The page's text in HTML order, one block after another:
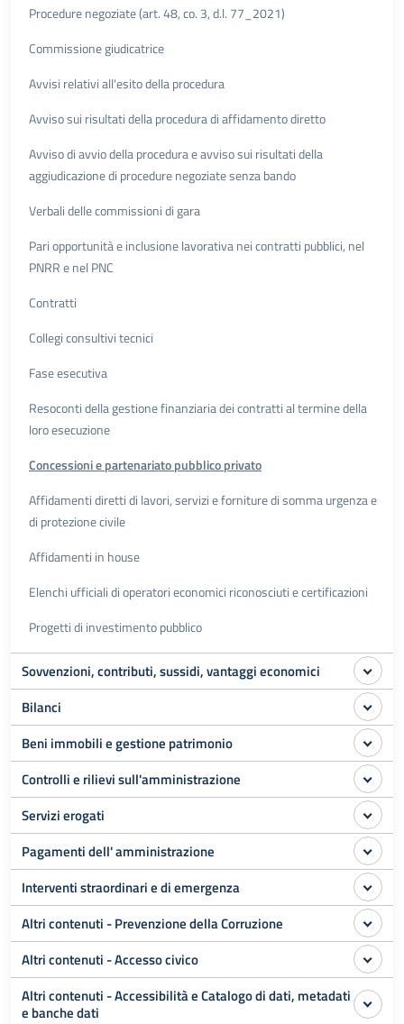
Procedure negoziate (art. 48, co. 3, d.l. 77_2021)
Commissione giudicatrice
Avvisi relativi all'esito della procedura
Avviso sui risultati della procedura di affidamento diretto
Avviso di avvio della procedura e avviso sui risultati della
aggiudicazione di procedure negoziate senza bando
Verbali delle commissioni di gara
Pari opportunità e inclusione lavorativa nei contratti pubblici, nel
PNRR e nel PNC
Contratti
Collegi consultivi tecnici
Fase esecutiva
Resoconti della gestione finanziaria dei contratti al termine della
loro esecuzione
Concessioni e partenariato pubblico privato
Affidamenti diretti di lavori, servizi e forniture di somma urgenza e
di protezione civile
Affidamenti in house
Elenchi ufficiali di operatori economici riconosciuti e certificazioni
Progetti di investimento pubblico
Sovvenzioni, contributi, sussidi, vantaggi economici
Bilanci
Beni immobili e gestione patrimonio
Controlli e rilievi sull'amministrazione
Servizi erogati
Pagamenti dell' amministrazione
Interventi straordinari e di emergenza
Altri contenuti - Prevenzione della Corruzione
Altri contenuti - Accesso civico
Altri contenuti - Accessibilità e Catalogo di dati, metadati
e banche dati